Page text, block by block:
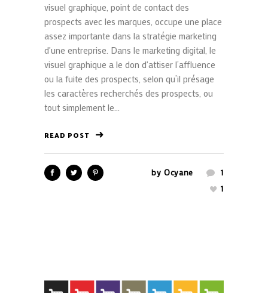
visuel graphique, point de contact des
prospects avec les marques, occupe une place
assez importante dans la stratégie marketing
d'une entreprise. Dans le marketing digital, le
visuel graphique a le don d'attiser l’affluence
ou la fuite des prospects, selon qu’il présage
les caractères recherchés des prospects, ou
tout simplement le...
READ POST
by Ocyane
1
1